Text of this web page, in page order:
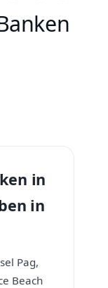
in
in
Pag,
Beach